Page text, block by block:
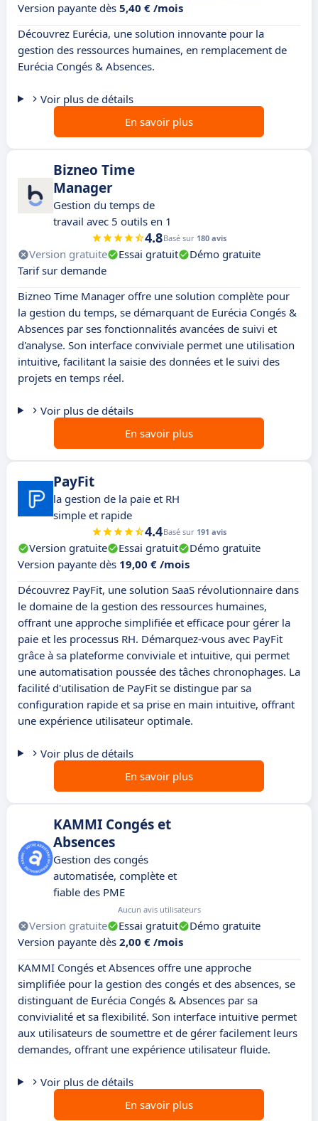
Version payante dès 5,40 € /mois
Découvrez Eurécia, une solution innovante pour la
gestion des ressources humaines, en remplacement de
Eurécia Congés & Absences.
Voir plus de détails
En savoir plus
Bizneo Time
Manager
Gestion du temps de
travail avec 5 outils en 1
4.8Basé sur 180 avis
Version gratuite Essai gratuit
Démo gratuite
Tarif sur demande
Bizneo Time Manager offre une solution complète pour
la gestion du temps, se démarquant de Eurécia Congés &
Absences par ses fonctionnalités avancées de suivi et
d'analyse. Son interface conviviale permet une utilisation
intuitive, facilitant la saisie des données et le suivi des
projets en temps réel.
Voir plus de détails
En savoir plus
PayFit
la gestion de la paie et RH
simple et rapide
4.4Basé sur 191 avis
Version gratuite Essai gratuit
Démo gratuite
Version payante dès 19,00 € /mois
Découvrez PayFit, une solution SaaS révolutionnaire dans
le domaine de la gestion des ressources humaines,
offrant une approche simplifiée et efficace pour gérer la
paie et les processus RH. Démarquez-vous avec PayFit
grâce à sa plateforme conviviale et intuitive, qui permet
une automatisation poussée des tâches chronophages. La
facilité d'utilisation de PayFit se distingue par sa
configuration rapide et sa prise en main intuitive, offrant
une expérience utilisateur optimale.
Voir plus de détails
En savoir plus
KAMMI Congés et
Absences
Gestion des congés
automatisée, complète et
fiable des PME
Aucun avis utilisateurs
Version gratuite Essai gratuit
Démo gratuite
Version payante dès 2,00 € /mois
KAMMI Congés et Absences offre une approche
simplifiée pour la gestion des congés et des absences, se
distinguant de Eurécia Congés & Absences par sa
convivialité et sa flexibilité. Son interface intuitive permet
aux utilisateurs de soumettre et de gérer facilement leurs
demandes, offrant une expérience utilisateur fluide.
Voir plus de détails
En savoir plus